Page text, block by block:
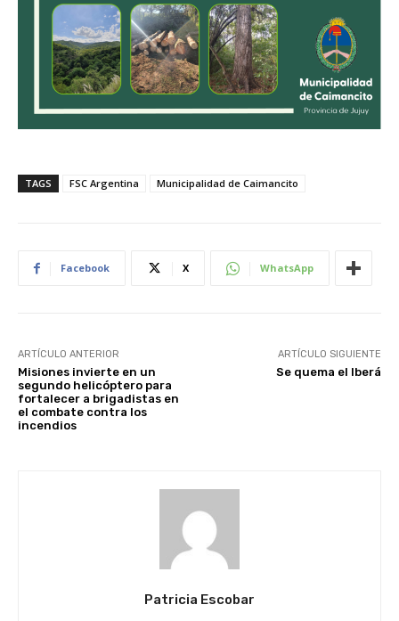
TAGS FSC Argentina Municipalidad de Caimancito
Facebook X WhatsApp
ARTÍCULO ANTERIOR
Misiones invierte en un
segundo helicóptero para
fortalecer a brigadistas en
el combate contra los
incendios
ARTÍCULO SIGUIENTE
Se quema el Iberá
Patricia Escobar